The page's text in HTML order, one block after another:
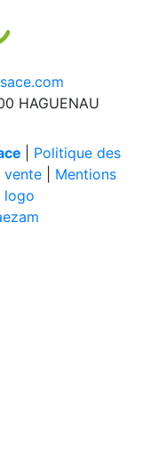
HAGUENAU
Politique des
vente| Mentions